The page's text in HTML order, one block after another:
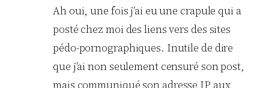
Ah oui, une fois j’ai eu une crapule qui a
posté chez moi des liens vers des sites
pédo-pornographiques. Inutile de dire
que j’ai non seulement censuré son post,
mais communiqué son adresse IP aux